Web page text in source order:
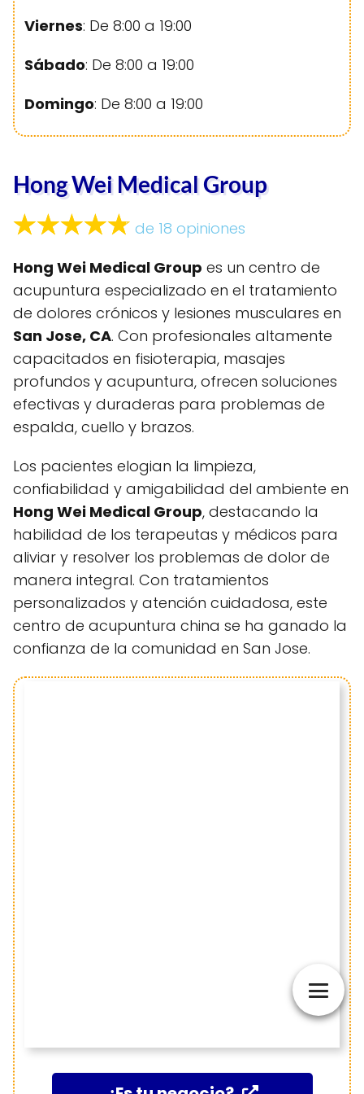
Viernes: De 8:00 a 19:00
Sábado: De 8:00 a 19:00
Domingo: De 8:00 a 19:00
Hong Wei Medical Group
de 18 opiniones
Hong Wei Medical Group es un centro de
acupuntura especializado en el tratamiento
de dolores crónicos y lesiones musculares en
San Jose, CA. Con profesionales altamente
capacitados en fisioterapia, masajes
profundos y acupuntura, ofrecen soluciones
efectivas y duraderas para problemas de
espalda, cuello y brazos.
Los pacientes elogian la limpieza,
confiabilidad y amigabilidad del ambiente en
Hong Wei Medical Group, destacando la
habilidad de los terapeutas y médicos para
aliviar y resolver los problemas de dolor de
manera integral. Con tratamientos
personalizados y atención cuidadosa, este
centro de acupuntura china se ha ganado la
confianza de la comunidad en San Jose.